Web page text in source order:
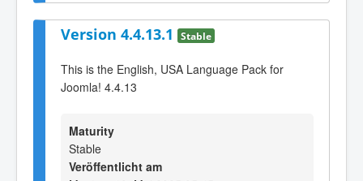
Version 4.4.13.1 Stable
This is the English, USA Language Pack for
Joomla! 4.4.13
Maturity
Stable
Veröffentlicht am